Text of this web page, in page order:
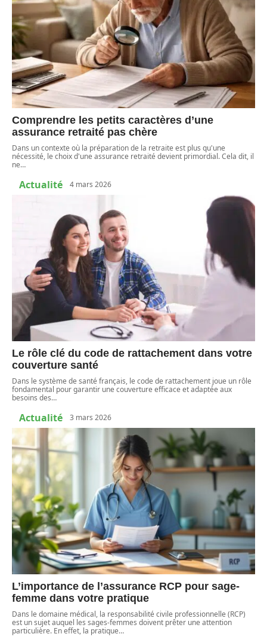
Comprendre les petits caractères d’une
assurance retraité pas chère
Dans un contexte où la préparation de la retraite est plus qu'une
nécessité, le choix d'une assurance retraité devient primordial. Cela dit, il
ne…
Actualité 4 mars 2026
Le rôle clé du code de rattachement dans votre
couverture santé
Dans le système de santé français, le code de rattachement joue un rôle
fondamental pour garantir une couverture efficace et adaptée aux
besoins des…
Actualité 3 mars 2026
L’importance de l’assurance RCP pour sage-
femme dans votre pratique
Dans le domaine médical, la responsabilité civile professionnelle (RCP)
est un sujet auquel les sages-femmes doivent prêter une attention
particulière. En effet, la pratique…